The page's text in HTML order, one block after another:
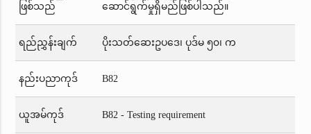
ဖြစ်သည်
ဆောင်ရွက်မှုရှိမည်ဖြစ်ပါသည်။
ရည်ညွှန်းချက် ပိုးသတ်ဆေးဥပဒေ၊ ပုဒ်မ ၅၀၊ က
နည်းပညာကုဒ် B82
ယူအမ်ကုဒ် B82 - Testing requirement